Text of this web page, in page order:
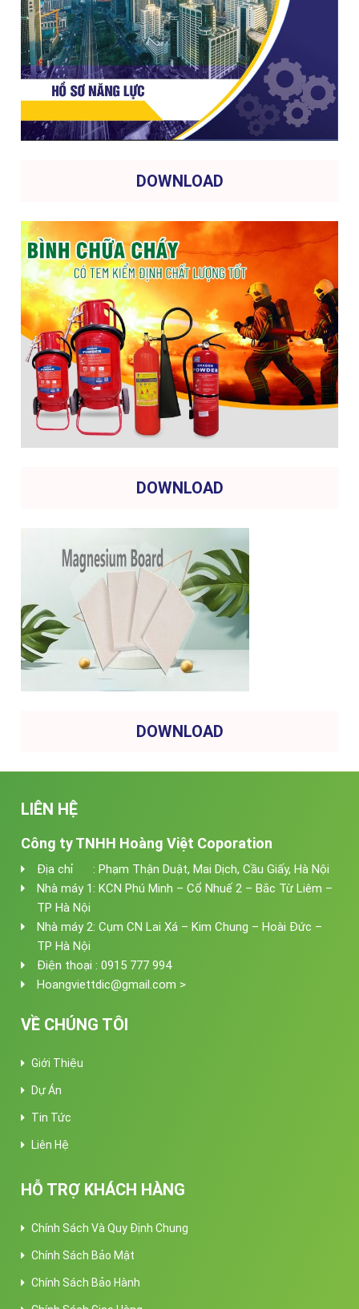
DOWNLOAD
DOWNLOAD
DOWNLOAD
LIÊN HỆ
Công ty TNHH Hoàng Việt Coporation
Địa chỉ : Phạm Thận Duật, Mai Dịch, Cầu Giấy, Hà Nội
Nhà máy 1: KCN Phú Minh – Cổ Nhuế 2 – Bắc Từ Liêm –
TP Hà Nội
Nhà máy 2: Cụm CN Lai Xá – Kim Chung – Hoài Đức –
TP Hà Nội
Điện thoại : 0915 777 994
Hoangviettdic@gmail.com >
VỀ CHÚNG TÔI
Giới Thiệu
Dự Án
Tin Tức
Liên Hệ
HỖ TRỢ KHÁCH HÀNG
Chính Sách Và Quy Định Chung
Chính Sách Bảo Mật
Chính Sách Bảo Hành